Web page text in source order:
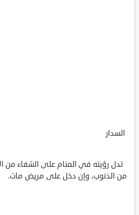
السدار
تدل رؤيته في المنام على الشفاء من
من الذنوب، وإن دخل على مريض مات.